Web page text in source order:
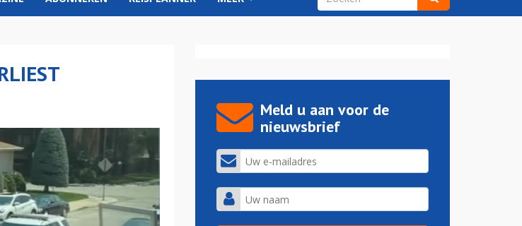
Meld u aan voor de
nieuwsbrief